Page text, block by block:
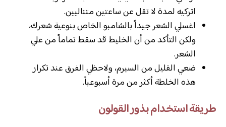
اتركيه لمدة لا تقل عن ساعتين متتاليين.
اغسلي الشعر جيداً بالشامبو الخاص بنوعية شعرك،
ولكن التأكد من أن الخليط قد سقط تماماً من علي
الشعر.
ضعي القليل من السيرم، ولاحظي الفرق عند تكرار
هذه الخلطة أكثر من مرة أسبوعياً.
طريقة استخدام بذور القولون